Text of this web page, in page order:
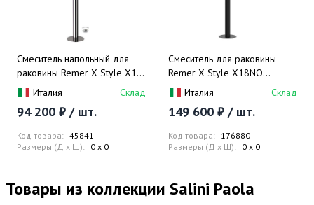
Смеситель напольный для
раковины Remer X Style X18
(хром)Италия Склад
94 200 ₽ / шт.
Код товара: 45841
Размеры (Д x Ш): 0 x 0
Смеситель для раковины
Remer X Style X18NO
(черный матовый) напольный,
Италия Склад
149 600 ₽ / шт.
Код товара: 176880
Размеры (Д x Ш): 0 x 0
Товары из коллекции Salini Paola